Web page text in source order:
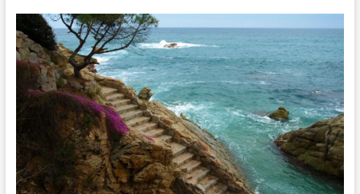
de
estilo
neoclásico
en
Tiana,
baja
precio